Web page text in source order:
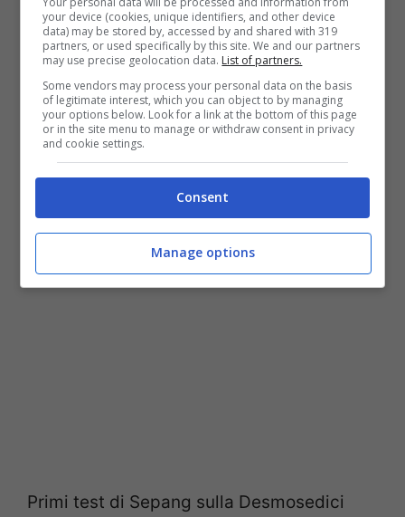
piegò la resistenza del Diablo e di
Martinator.Quest’ultimo si è rifatto con gli
interessi nella scorsa annata,
detronizzando il torinese nell’ultimo round
di Valencia.
La critica a Bagnaia
Primi test di Sepang sulla Desmosedici
your device (cookies, unique identifiers, and other device
data) may be stored by, accessed by and shared with 319
partners, or used specifically by this site. We and our partners
may use precise geolocation data. List of partners.
Some vendors may process your personal data on the basis
of legitimate interest, which you can object to by managing
your options below. Look for a link at the bottom of this page
or in the site menu to manage or withdraw consent in privacy
and cookie settings.
Consent
Manage options